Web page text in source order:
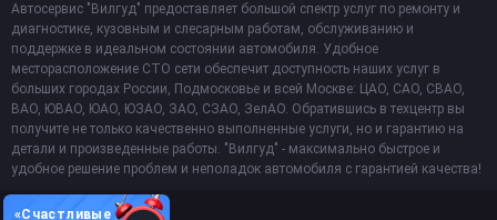
Автосервис "Вилгуд" предоставляет большой спектр услуг по ремонту и
диагностике, кузовным и слесарным работам, обслуживанию и
поддержке в идеальном состоянии автомобиля. Удобное
месторасположение СТО сети обеспечит доступность наших услуг в
больших городах России, Подмосковье и всей Москве: ЦАО, САО, СВАО,
ВАО, ЮВАО, ЮАО, ЮЗАО, ЗАО, СЗАО, ЗелАО. Обратившись в техцентр вы
получите не только качественно выполненные услуги, но и гарантию на
детали и произведенные работы. "Вилгуд" - максимально быстрое и
удобное решение проблем и неполадок автомобиля с гарантией качества!
«Счастливые